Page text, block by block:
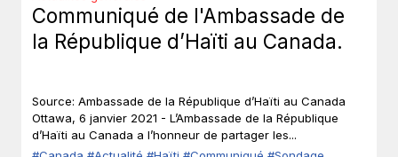
Communiqué de l'Ambassade de
la République d’Haïti au Canada.
Source: Ambassade de la République d’Haïti au Canada
Ottawa, 6 janvier 2021 - L’Ambassade de la République
d’Haïti au Canada a l’honneur de partager les...